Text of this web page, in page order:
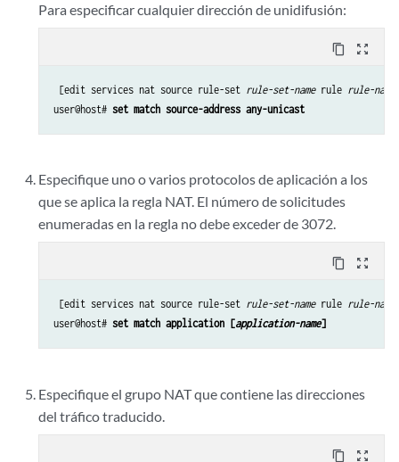
Para especificar cualquier dirección de unidifusión:
content_copy zoom_out_map
[edit services nat source rule-set rule-set-name rule rule-name
user@host# set match source-address any-unicast
Especifique uno o varios protocolos de aplicación a los
que se aplica la regla NAT. El número de solicitudes
enumeradas en la regla no debe exceder de 3072.
content_copy zoom_out_map
[edit services nat source rule-set rule-set-name rule rule-name
user@host# set match application [application-name]
Especifique el grupo NAT que contiene las direcciones
del tráfico traducido.
content_copy zoom_out_map